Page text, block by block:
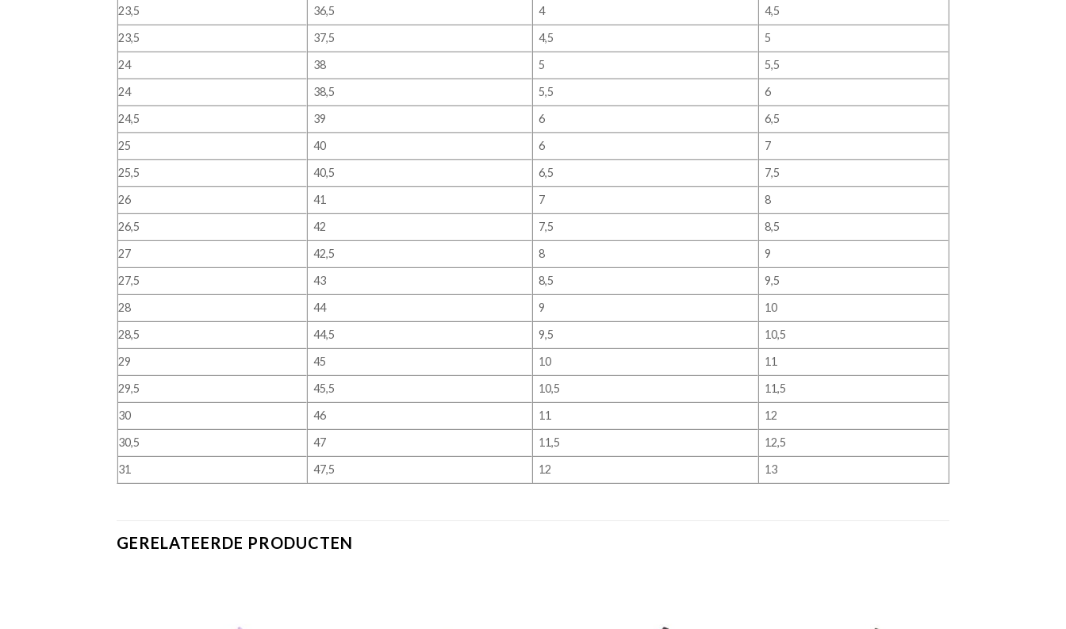
23,5
36,5 4
4,5
23,5
37,5 4,5
5
24
38 5
5,5
24
38,5 5,5
6
24,5
39 6
6,5
25
40 6
7
25,5
40,5 6,5
7,5
26
41 7
8
26,5
42 7,5
8,5
27
42,5 8
9
27,5
43 8,5
9,5
28
44 9
10
28,5
44,5 9,5
10,5
29
45 10
11
29,5
45,5 10,5
11,5
30
46 11
12
30,5
47 11,5
12,5
31
47,5 12 13
GERELATEERDE PRODUCTEN